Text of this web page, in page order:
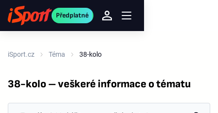
Předplatné
iSport.cz Téma 38-kolo
38-kolo – veškeré informace o tématu